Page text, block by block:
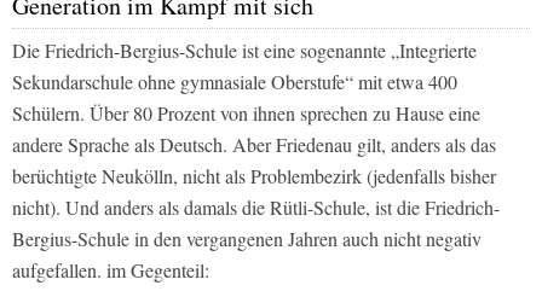
Die Friedrich-Bergius-Schule ist eine sogenannte „Integrierte
Sekundarschule ohne gymnasiale Oberstufe“ mit etwa 400
Schülern. Über 80 Prozent von ihnen sprechen zu Hause eine
andere Sprache als Deutsch. Aber Friedenau gilt, anders als das
berüchtigte Neukölln, nicht als Problembezirk (jedenfalls bisher
nicht). Und anders als damals die Rütli-Schule, ist die Friedrich-
Bergius-Schule in den vergangenen Jahren auch nicht negativ
aufgefallen. im Gegenteil: